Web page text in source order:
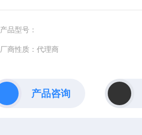
产品型号：
厂商性质：代理商
产品咨询